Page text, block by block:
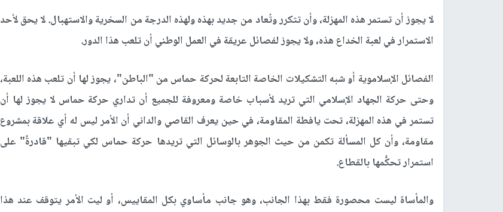
لا يجوز أن تستمر هذه المهزلة، وأن تتكرر وتُعاد من جديد بهذه ولهذه الدرجة من السخرية والاستهبال. لا يحق لأحد
الاستمرار في لعبة الخداع هذه، ولا يجوز لفصائل عريقة في العمل الوطني أن تلعب هذا الدور.
الفصائل الإسلاموية أو شبه التشكيلات الخاصة التابعة لحركة حماس من "الباطن"، يجوز لها أن تلعب هذه اللعبة،
وحتى حركة الجهاد الإسلامي التي تريد لأسباب خاصة ومعروفة للجميع أن تداري حركة حماس لا يجوز لها أن
تستمر في هذه المهزلة، تحت يافطة المقاومة، في حين يعرف القاصي والداني أن الأمر ليس له أي علاقة بمشروع
مقاومة، وأن كل المسألة تكمن من حيث الجوهر بالوسائل التي تريدها حركة حماس لكي تبقيها "قادرةً" على
استمرار تحكُّمها بالقطاع.
والمأساة ليست محصورة فقط بهذا الجانب، وهو جانب مأساوي بكل المقاييس، أو ليت الأمر يتوقف عند هذا